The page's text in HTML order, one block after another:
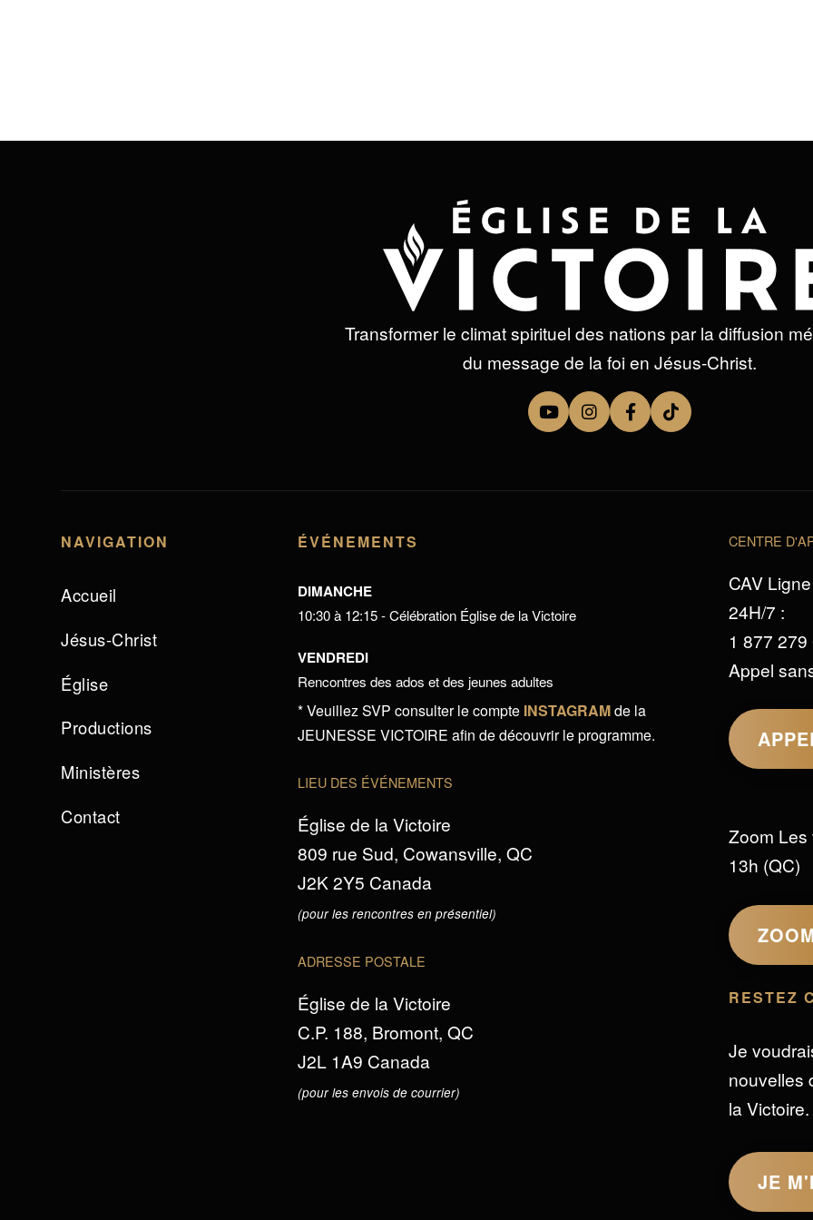
Transformer le climat spirituel des nations par la diffusion
du message de la foi en Jésus-Christ.
NAVIGATION
Accueil
Jésus-Christ
Église
Productions
Ministères
Contact
ÉVÉNEMENTS
DIMANCHE
10:30 à 12:15 - Célébration Église de la Victoire
VENDREDI
Rencontres des ados et des jeunes adultes
* Veuillez SVP consulter le compte INSTAGRAMde la
JEUNESSE VICTOIRE afin de découvrir le programme.
LIEU DES ÉVÉNEMENTS
Église de la Victoire
809 rue Sud, Cowansville, QC
J2K 2Y5 Canada
(pour les rencontres en présentiel)
ADRESSE POSTALE
Église de la Victoire
C.P. 188, Bromont, QC
J2L 1A9 Canada
(pour les envois de courrier)
CENTRE
CAV
24H/7 :
1 877
Appel
Zoom Les
13h (QC)
RESTEZ
Je
nouvelles
la Victoire.
JE